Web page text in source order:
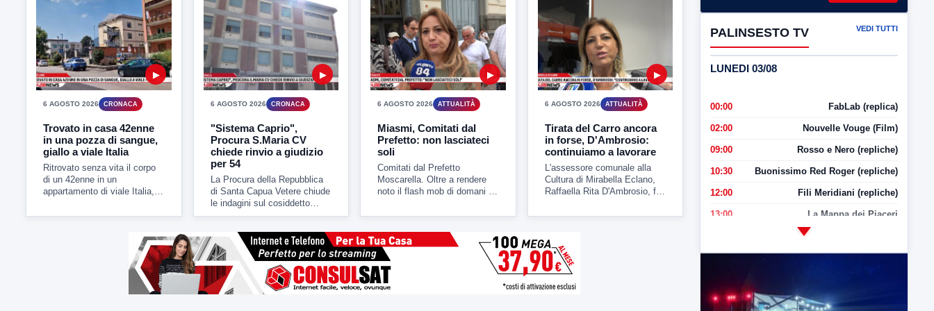
▶
6 AGOSTO 2026 CRONACA
Trovato in casa 42enne
in una pozza di sangue,
giallo a viale Italia
Ritrovato senza vita il corpo
di un 42enne in un
appartamento di viale Italia,
▶
6 AGOSTO 2026 CRONACA
"Sistema Caprio",
Procura S.Maria CV
chiede rinvio a giudizio
per 54
La Procura della Repubblica
di Santa Capua Vetere chiude
le indagini sul cosiddetto
"Sistema caprio" legato...
▶
6 AGOSTO 2026 ATTUALITÀ
Miasmi, Comitati dal
Prefetto: non lasciateci
soli
Comitati dal Prefetto
Moscarella. Oltre a rendere
noto il flash mob di domani al
▶
6 AGOSTO 2026 ATTUALITÀ
Tirata del Carro ancora
in forse, D'Ambrosio:
continuiamo a lavorare
L'assessore comunale alla
Cultura di Mirabella Eclano,
Raffaella Rita D'Ambrosio, fa
sulla...
PALINSESTO TV VEDI TUTTI
LUNEDI 03/08
00:00 FabLab (replica)
02:00 Nouvelle Vouge (Film)
09:00 Rosso e Nero (repliche)
10:30 Buonissimo Red Roger (repliche)
12:00 Fili Meridiani (repliche)
13:00 La Mappa dei Piaceri
19:30 LabNews (Diretta)